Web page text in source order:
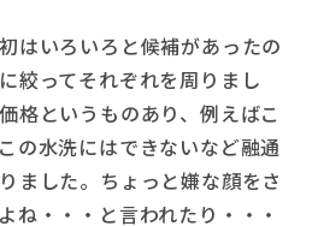
はいろいろと候補があったの
絞ってそれぞれを周りまし
格というものあり、例えばこ
の水洗にはできないなど融通
ました。ちょっと嫌な顔をさ
ね・・・と言われたり・・・